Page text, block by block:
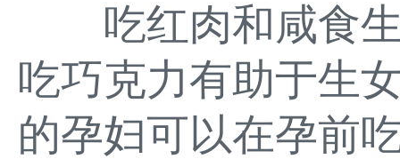
吃红肉和咸食生
吃巧克力有助于生
的孕妇可以在孕前